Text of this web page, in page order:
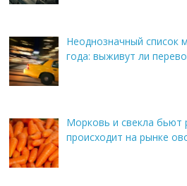
Неоднозначный список
года: выживут ли
Морковь и свекла бьют
происходит на рынке